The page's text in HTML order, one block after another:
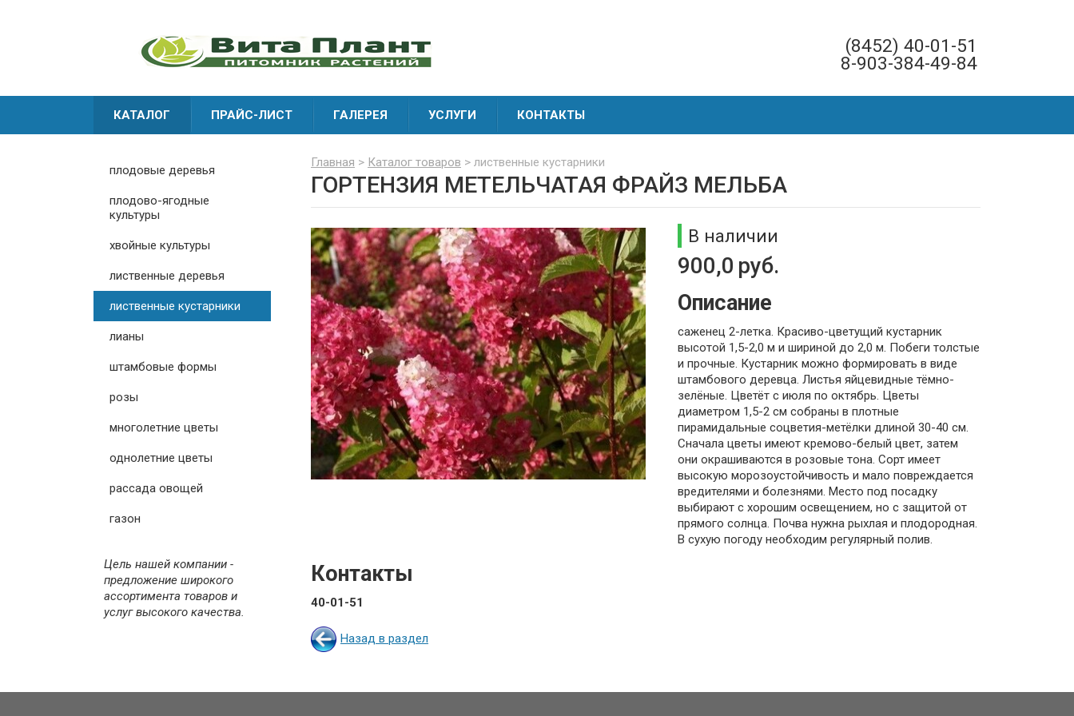
(8452) 40-01-51
8-903-384-49-84
КАТАЛОГ ПРАЙС-ЛИСТ ГАЛЕРЕЯ УСЛУГИ КОНТАКТЫ
плодовые деревья
плодово-ягодные
культуры
хвойные культуры
лиственные деревья
лиственные кустарники
лианы
штамбовые формы
розы
многолетние цветы
однолетние цветы
рассада овощей
газон
Цель нашей компании -
предложение широкого
ассортимента товаров и
услуг высокого качества.
Главная > Каталог товаров > лиственные кустарники
ГОРТЕНЗИЯ МЕТЕЛЬЧАТАЯ ФРАЙЗ МЕЛЬБА
В наличии
900,0 руб.
Описание
саженец 2-летка. Красиво-цветущий кустарник
высотой 1,5-2,0 м и шириной до 2,0 м. Побеги толстые
и прочные. Кустарник можно формировать в виде
штамбового деревца. Листья яйцевидные тёмно-
зелёные. Цветёт с июля по октябрь. Цветы
диаметром 1,5-2 см собраны в плотные
пирамидальные соцветия-метёлки длиной 30-40 см.
Сначала цветы имеют кремово-белый цвет, затем
они окрашиваются в розовые тона. Сорт имеет
высокую морозоустойчивость и мало повреждается
вредителями и болезнями. Место под посадку
выбирают с хорошим освещением, но с защитой от
прямого солнца. Почва нужна рыхлая и плодородная.
В сухую погоду необходим регулярный полив.
Контакты
40-01-51
Назад в раздел